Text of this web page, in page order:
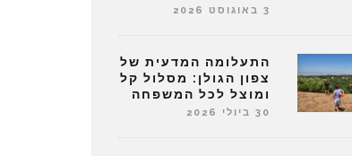
3 באוגוסט 2026
התעלומה המדעית של
צפון הגולן: מסלול קל
ומוצל לכל המשפחה
30 ביולי 2026